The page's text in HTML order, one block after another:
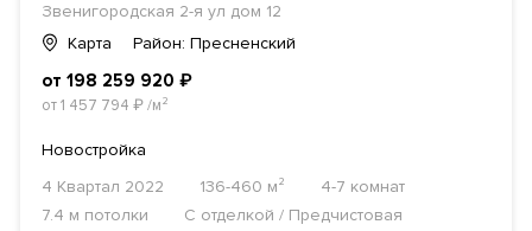
Звенигородская 2-я ул дом 12
Карта
Район: Пресненский
от 198 259 920 ₽
от 1 457 794 ₽/м²
Новостройка
4 Квартал 2022
136-460 м²
4-7 комнат
7.4 м потолки
С отделкой / Предчистовая